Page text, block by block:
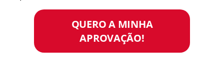
QUERO A MINHA
APROVAÇÃO!